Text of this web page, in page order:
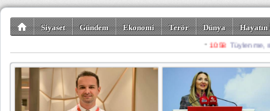
Siyaset Gündem Ekonomi Terör Dünya
Spor Misafir